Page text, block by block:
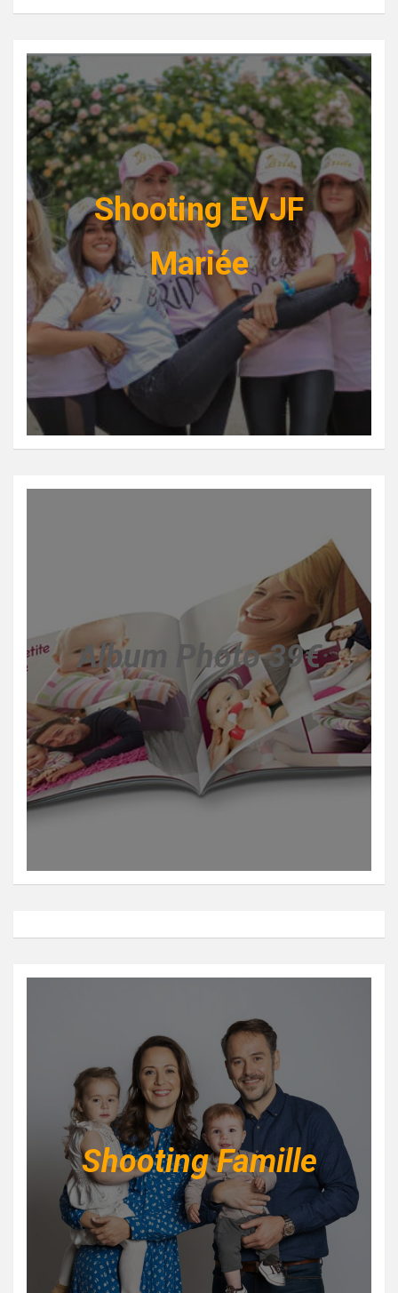
Shooting EVJF
Mariée
Album Photo 39€
Shooting Famille